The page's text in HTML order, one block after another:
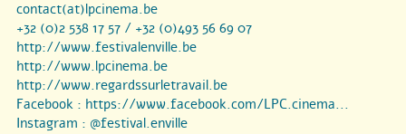
contact(at)lpcinema.be
+32 (0)2 538 17 57 / +32 (0)493 56 69 07
http://www.festivalenville.be
http://www.lpcinema.be
http://www.regardssurletravail.be
Facebook : https://www.facebook.com/LPC.cinema...
Instagram : @festival.enville